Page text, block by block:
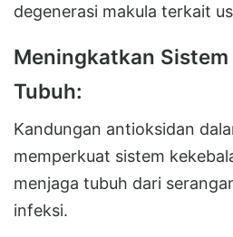
degenerasi makula terkait
Meningkatkan Sistem
Tubuh:
Kandungan antioksidan
memperkuat sistem
menjaga tubuh dari
infeksi.